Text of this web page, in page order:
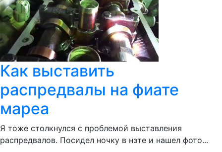
Как выставить
распредвалы на фиате
мареа
Я тоже столкнулся с проблемой выставления
распредвалов. Посидел ночку в нэте и нашел фото...